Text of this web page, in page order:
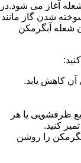
آغاز می شود.در
شدن گاز مانند
شعله آبگرمکن
آن کاهش یابد.
ظرفشویی یا هر
کنید.
را روشن